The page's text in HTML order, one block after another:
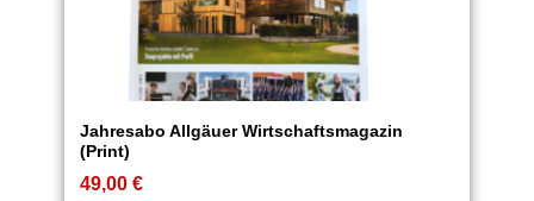
Jahresabo Allgäuer Wirtschaftsmagazin
(Print)
49,00€